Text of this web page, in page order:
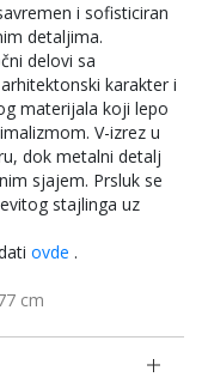
i sofisticiran
detaljima.
delovi sa
karakter i
materijala koji lepo
V-izrez u
dok metalni detalj
sjajem. Prsluk se
stajlinga uz
ovde .
cm